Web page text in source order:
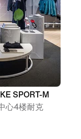
SPORT-M
心4楼耐克